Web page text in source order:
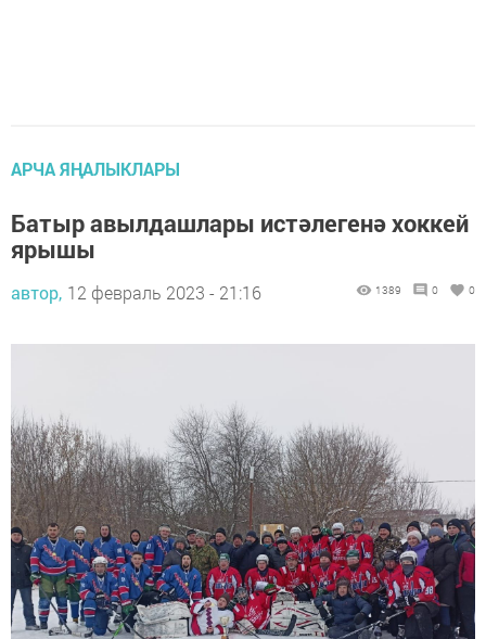
АРЧА ЯҢАЛЫКЛАРЫ
Батыр авылдашлары истәлегенә хоккей
ярышы
автор, 12 февраль 2023 - 21:16 1389 0 0